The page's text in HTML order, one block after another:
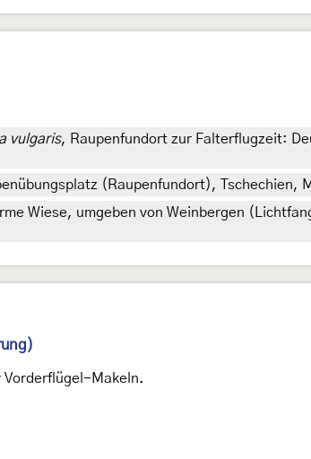
vulgaris, Raupenfundort zur Falterflugzeit:
(Raupenfundort), Tschechien,
Wiese, umgeben von Weinbergen
Vorderflügel-Makeln.